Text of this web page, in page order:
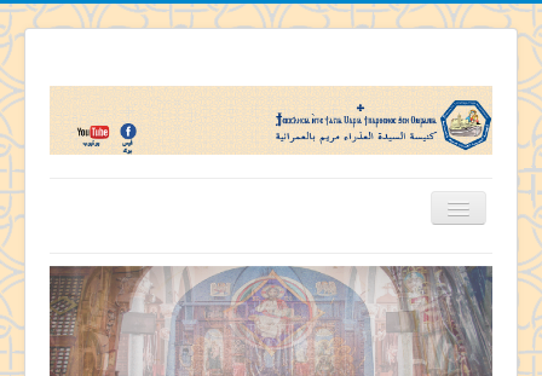
الرئيسية
تاريخ كنيستنا
اباء الكنيسة